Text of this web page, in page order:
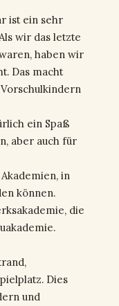
ist ein sehr
wir das letzte
haben wir
Das macht
ein Spaß
aber auch für
in
können.
die
Dies
und